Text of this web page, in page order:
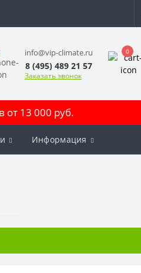
info@vip-climate.ru
8 (495) 489 21 57
Заказать звонок
0
13 000 руб.
Информация